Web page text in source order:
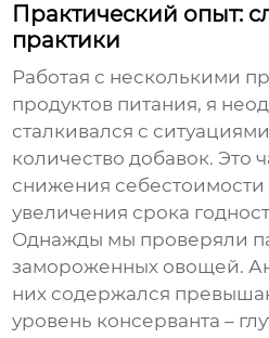
Практический опыт:
практики
Работая с несколькими
продуктов питания, я
сталкивался с
количество добавок. Это
снижения себестоимости
увеличения срока
Однажды мы проверяли
замороженных овощей.
них содержался
уровень консерванта –